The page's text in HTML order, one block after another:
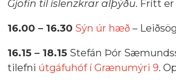
Gjöfin til íslenzkrar alþýðu. Frítt er
16.00 – 16.30 Sýn úr hæð –
16.15 – 18.15 Stefán Þór
tilefni útgáfuhóf í Grænumýri 9.